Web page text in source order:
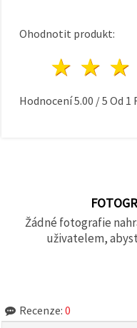
Ohodnotit produkt:
2
1
Hodnocení5.00 /5 Od 1
Žádné fotografie
uživatelem,
Recenze: 0